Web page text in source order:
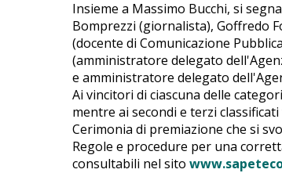
Insieme a Massimo Bucchi, si
Bomprezzi (giornalista), Goffredo
(docente di Comunicazione
(amministratore delegato
e amministratore delegato
Ai vincitori di ciascuna delle
mentre ai secondi e terzi
Cerimonia di premiazione che si
Regole e procedure per una
consultabili nel sito